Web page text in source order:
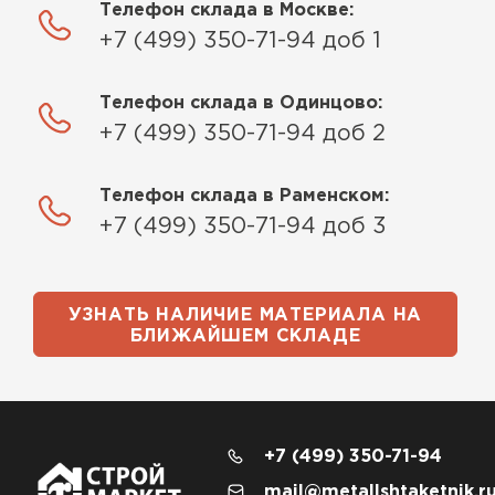
Телефон склада в Москве:
+7 (499) 350-71-94 доб 1
Телефон склада в Одинцово:
+7 (499) 350-71-94 доб 2
Телефон склада в Раменском:
+7 (499) 350-71-94 доб 3
УЗНАТЬ НАЛИЧИЕ МАТЕРИАЛА НА
БЛИЖАЙШЕМ СКЛАДЕ
+7 (499) 350-71-94
mail@metallshtaketnik.ru